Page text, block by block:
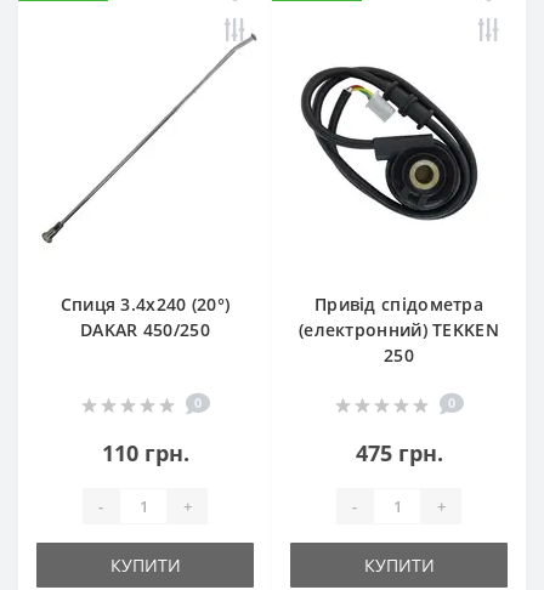
Спиця 3.4х240 (20°)
DAKAR 450/250
0
110 грн.
- +
КУПИТИ
Привід спідометра
(електронний) TEKKEN
250
0
475 грн.
- +
КУПИТИ